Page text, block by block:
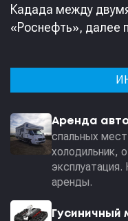
Кадада между
«Роснефть», далее
Аренда
спальных
холодильник,
аренды.
Гусиничный